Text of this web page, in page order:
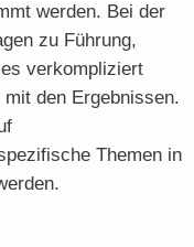
werden. Bei der
zu Führung,
verkompliziert
den Ergebnissen.
Themen in